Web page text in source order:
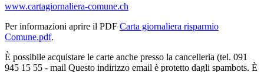
www.cartagiornaliera-comune.ch
Per informazioni aprire il PDF Carta giornaliera risparmio
Comune.pdf.
È possibile acquistare le carte anche presso la cancelleria (tel. 091
945 15 55 - mail Questo indirizzo email è protetto dagli spambots. È